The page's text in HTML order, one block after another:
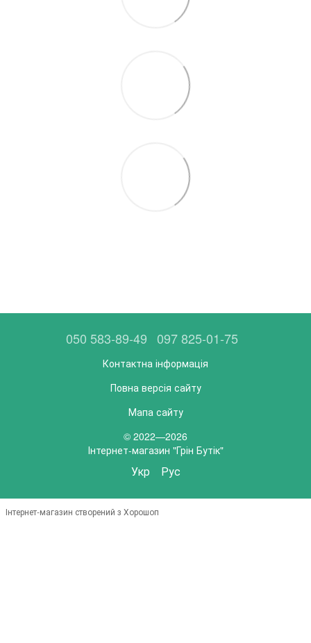
050 583-89-49 097 825-01-75
Контактна інформація
Повна версія сайту
Мапа сайту
© 2022—2026
Інтернет-магазин "Грін Бутік"
Укр Рус
Інтернет-магазин створений з Хорошоп